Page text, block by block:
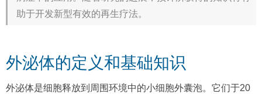
助于开发新型有效的再生疗法。
外泌体的定义和基础知识
外泌体是细胞释放到周围环境中的小细胞外囊泡。它们于20